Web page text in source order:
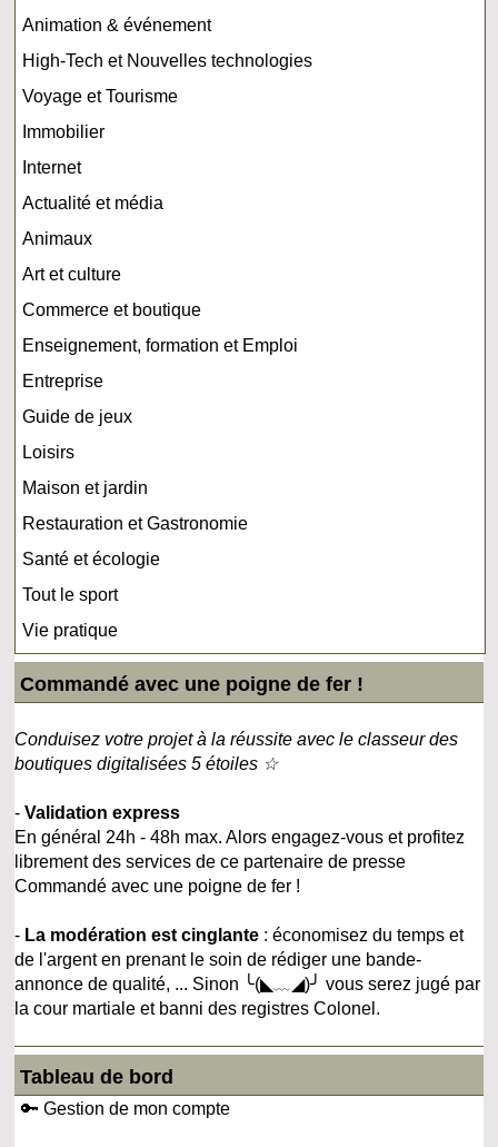
Animation & événement
High-Tech et Nouvelles technologies
Voyage et Tourisme
Immobilier
Internet
Actualité et média
Animaux
Art et culture
Commerce et boutique
Enseignement, formation et Emploi
Entreprise
Guide de jeux
Loisirs
Maison et jardin
Restauration et Gastronomie
Santé et écologie
Tout le sport
Vie pratique
Commandé avec une poigne de fer !
Conduisez votre projet à la réussite avec le classeur des
boutiques digitalisées 5 étoiles ☆
-Validation express
En général 24h - 48h max. Alors engagez-vous et profitez
librement des services de ce partenaire de presse
Commandé avec une poigne de fer !
- La modération est cinglante : économisez du temps et
de l'argent en prenant le soin de rédiger une bande-
annonce de qualité, ... Sinon ╰(◣﹏◢)╯ vous serez jugé par
la cour martiale et banni des registres Colonel.
Tableau de bord
🔑 Gestion de mon compte